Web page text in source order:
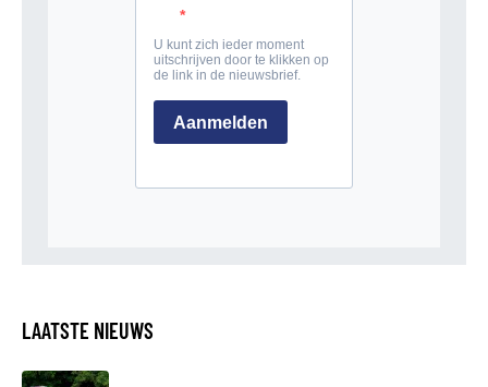
LAATSTE NIEUWS